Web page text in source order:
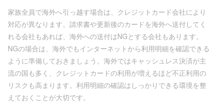
家族全員で海外へ引っ越す場合は、クレジットカード会社により
対応が異なります。請求書や更新後のカードを海外へ送付してく
れる会社もあれば、海外への送付はNGとする会社もあります。
NGの場合は、海外でもインターネットから利用明細を確認できる
ように準備しておきましょう。海外ではキャッシュレス決済が主
流の国も多く、クレジットカードの利用が増えるほど不正利用の
リスクも高まります。利用明細の確認はしっかりできる環境を整
えておくことが大切です。